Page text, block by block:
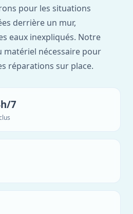
pour les situations
derrière un mur,
eaux inexpliqués. Notre
matériel nécessaire pour
réparations sur place.
7